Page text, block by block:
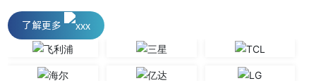
了解更多